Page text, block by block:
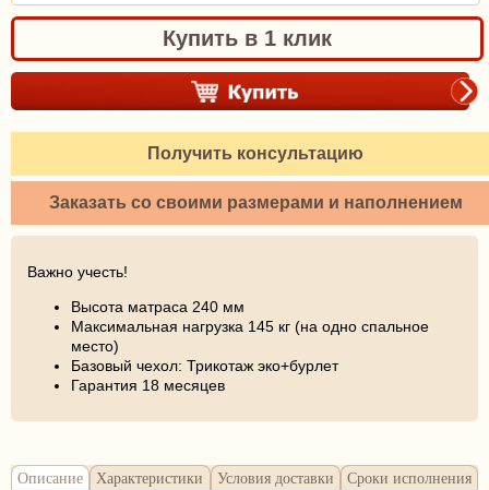
Купить в 1 клик
Получить консультацию
Заказать со своими размерами и наполнением
Важно учесть!
Высота матраса 240 мм
Максимальная нагрузка 145 кг (на одно спальное
место)
Базовый чехол: Трикотаж эко+бурлет
Гарантия 18 месяцев
Описание Характеристики Условия доставки Сроки исполнения